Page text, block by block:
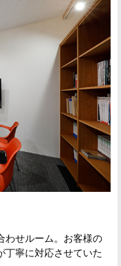
わせルーム。お客様の
丁寧に対応させていた